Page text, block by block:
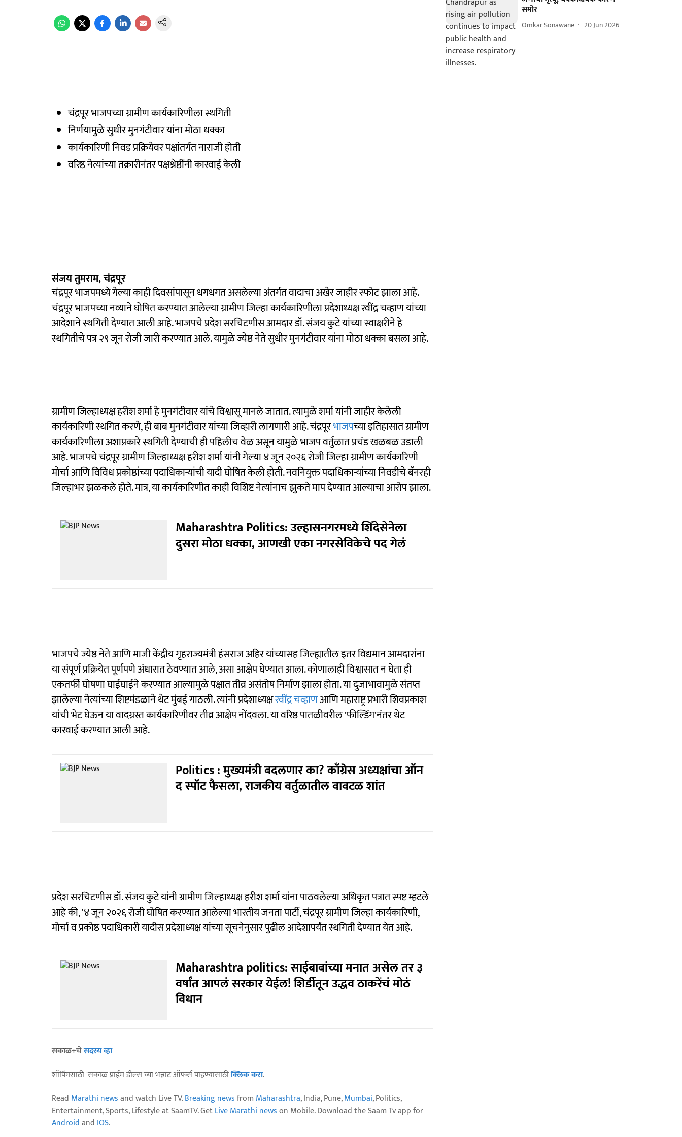
चंद्रपूर भाजपच्या ग्रामीण कार्यकारिणीला स्थगिती
निर्णयामुळे सुधीर मुनगंटीवार यांना मोठा धक्का
कार्यकारिणी निवड प्रक्रियेवर पक्षांतर्गत नाराजी होती
वरिष्ठ नेत्यांच्या तक्रारीनंतर पक्षश्रेष्ठींनी कारवाई केली
संजय तुमराम, चंद्रपूर
चंद्रपूर भाजपमध्ये गेल्या काही दिवसांपासून धगधगत असलेल्या अंतर्गत वादाचा अखेर जाहीर स्फोट झाला आहे.
चंद्रपूर भाजपच्या नव्याने घोषित करण्यात आलेल्या ग्रामीण जिल्हा कार्यकारिणीला प्रदेशाध्यक्ष रवींद्र चव्हाण यांच्या
आदेशाने स्थगिती देण्यात आली आहे. भाजपचे प्रदेश सरचिटणीस आमदार डॉ. संजय कुटे यांच्या स्वाक्षरीने हे
स्थगितीचे पत्र २९ जून रोजी जारी करण्यात आले. यामुळे ज्येष्ठ नेते सुधीर मुनगंटीवार यांना मोठा धक्का बसला आहे.
ग्रामीण जिल्हाध्यक्ष हरीश शर्मा हे मुनगंटीवार यांचे विश्वासू मानले जातात. त्यामुळे शर्मा यांनी जाहीर केलेली
कार्यकारिणी स्थगित करणे, ही बाब मुनगंटीवार यांच्या जिव्हारी लागणारी आहे. चंद्रपूरभाजपच्या इतिहासात ग्रामीण
कार्यकारिणीला अशाप्रकारे स्थगिती देण्याची ही पहिलीच वेळ असून यामुळे भाजप वर्तुळात प्रचंड खळबळ उडाली
आहे. भाजपचे चंद्रपूर ग्रामीण जिल्हाध्यक्ष हरीश शर्मा यांनी गेल्या ४ जून २०२६ रोजी जिल्हा ग्रामीण कार्यकारिणी
मोर्चा आणि विविध प्रकोष्ठांच्या पदाधिकाऱ्यांची यादी घोषित केली होती. नवनियुक्त पदाधिकाऱ्यांच्या निवडीचे बॅनरही
जिल्हाभर झळकले होते. मात्र, या कार्यकारिणीत काही विशिष्ट नेत्यांनाच झुकते माप देण्यात आल्याचा आरोप झाला.
Maharashtra Politics: उल्हासनगरमध्ये शिंदेसेनेला
दुसरा मोठा धक्का, आणखी एका नगरसेविकेचे पद गेलं
भाजपचे ज्येष्ठ नेते आणि माजी केंद्रीय गृहराज्यमंत्री हंसराज अहिर यांच्यासह जिल्ह्यातील इतर विद्यमान आमदारांना
या संपूर्ण प्रक्रियेत पूर्णपणे अंधारात ठेवण्यात आले, असा आक्षेप घेण्यात आला. कोणालाही विश्वासात न घेता ही
एकतर्फी घोषणा घाईघाईने करण्यात आल्यामुळे पक्षात तीव्र असंतोष निर्माण झाला होता. या दुजाभावामुळे संतप्त
झालेल्या नेत्यांच्या शिष्टमंडळाने थेट मुंबई गाठली. त्यांनी प्रदेशाध्यक्षरवींद्र चव्हाणआणि महाराष्ट्र प्रभारी शिवप्रकाश
यांची भेट घेऊन या वादग्रस्त कार्यकारिणीवर तीव्र आक्षेप नोंदवला. या वरिष्ठ पातळीवरील 'फील्डिंग'नंतर थेट
कारवाई करण्यात आली आहे.
Politics : मुख्यमंत्री बदलणार का? काँग्रेस अध्यक्षांचा ऑन
द स्पॉट फैसला, राजकीय वर्तुळातील वावटळ शांत
प्रदेश सरचिटणीस डॉ. संजय कुटे यांनी ग्रामीण जिल्हाध्यक्ष हरीश शर्मा यांना पाठवलेल्या अधिकृत पत्रात स्पष्ट म्हटले
आहे की, '४ जून २०२६ रोजी घोषित करण्यात आलेल्या भारतीय जनता पार्टी, चंद्रपूर ग्रामीण जिल्हा कार्यकारिणी,
मोर्चा व प्रकोष्ठ पदाधिकारी यादीस प्रदेशाध्यक्ष यांच्या सूचनेनुसार पुढील आदेशापर्यंत स्थगिती देण्यात येत आहे.
Maharashtra politics: साईबाबांच्या मनात असेल तर ३
वर्षांत आपलं सरकार येईल! शिर्डीतून उद्धव ठाकरेंचं मोठं
विधान
सकाळ+चेसदस्य व्हा
शॉपिंगसाठी 'सकाळ प्राईम डील्स'च्या भन्नाट ऑफर्स पाहण्यासाठीक्लिक करा.
Read Marathi newsand watch Live TV.Breaking newsfrom Maharashtra, India, Pune,Mumbai, Politics,
Entertainment, Sports, Lifestyle at SaamTV. GetLive Marathi newson Mobile. Download the Saam Tv app for
Androidand IOS.
समोर
Omkar Sonawane 20 Jun 2026